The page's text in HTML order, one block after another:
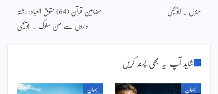
منزل ۔ ابویحییٰ مضامین قرآن (64) حقوق العباد: رشتہ
داروں سے حسن سلوک ۔ ابویحییٰ
شاید آپ یہ بھی پسند کریں
ایمان ایمان